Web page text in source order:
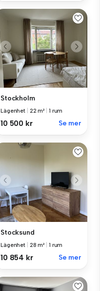
Stockholm
Lägenhet 22 m² 1 rum
10 500 kr Se mer
Stocksund
Lägenhet 28 m² 1 rum
10 854 kr Se mer